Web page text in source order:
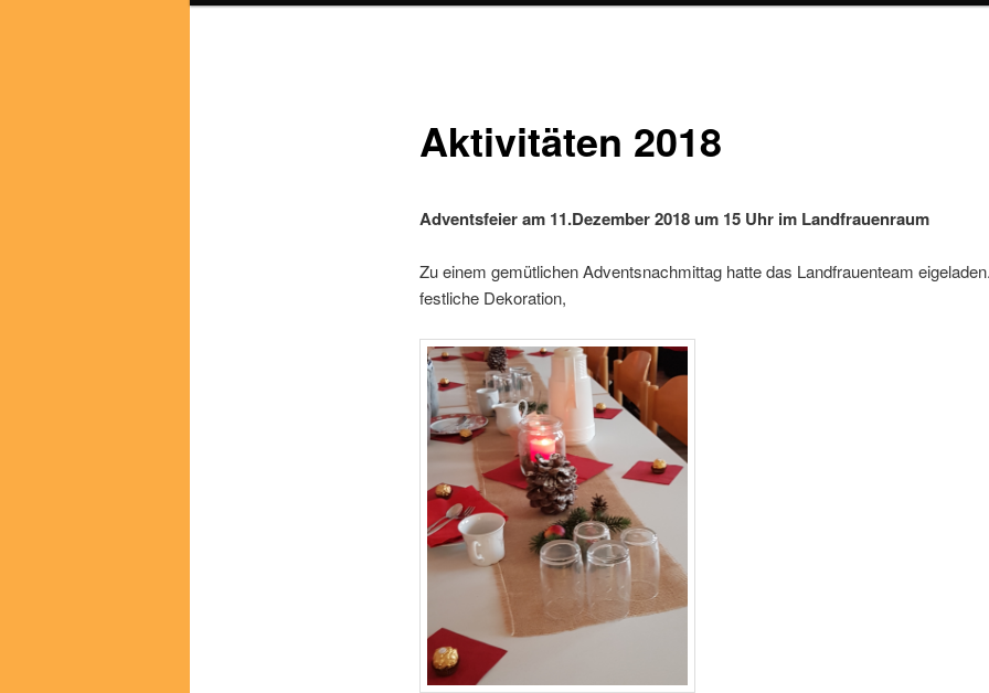
Aktivitäten 2018
Adventsfeier am 11.Dezember 2018 um 15 Uhr im Landfrauenraum
Zu einem gemütlichen Adventsnachmittag hatte das Landfrauenteam
festliche Dekoration,